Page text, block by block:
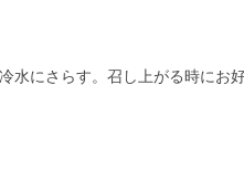
水にさらす。召し上がる時にお